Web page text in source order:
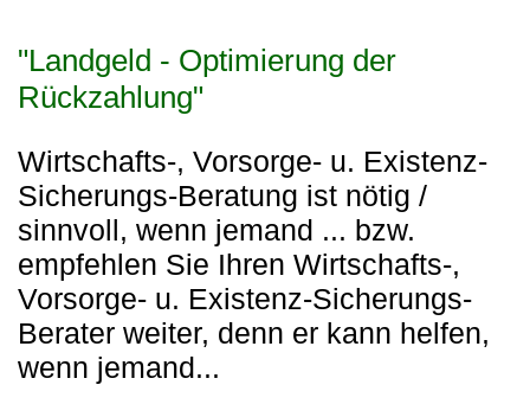
"Landgeld - Optimierung der
Rückzahlung"
Wirtschafts-, Vorsorge- u. Existenz-
Sicherungs-Beratung ist nötig /
sinnvoll, wenn jemand ... bzw.
empfehlen Sie Ihren Wirtschafts-,
Vorsorge- u. Existenz-Sicherungs-
Berater weiter, denn er kann helfen,
wenn jemand...